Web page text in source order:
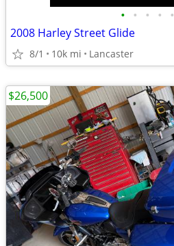
• • • • •
2008 Harley Street Glide
8/1 10k mi Lancaster
$26,500